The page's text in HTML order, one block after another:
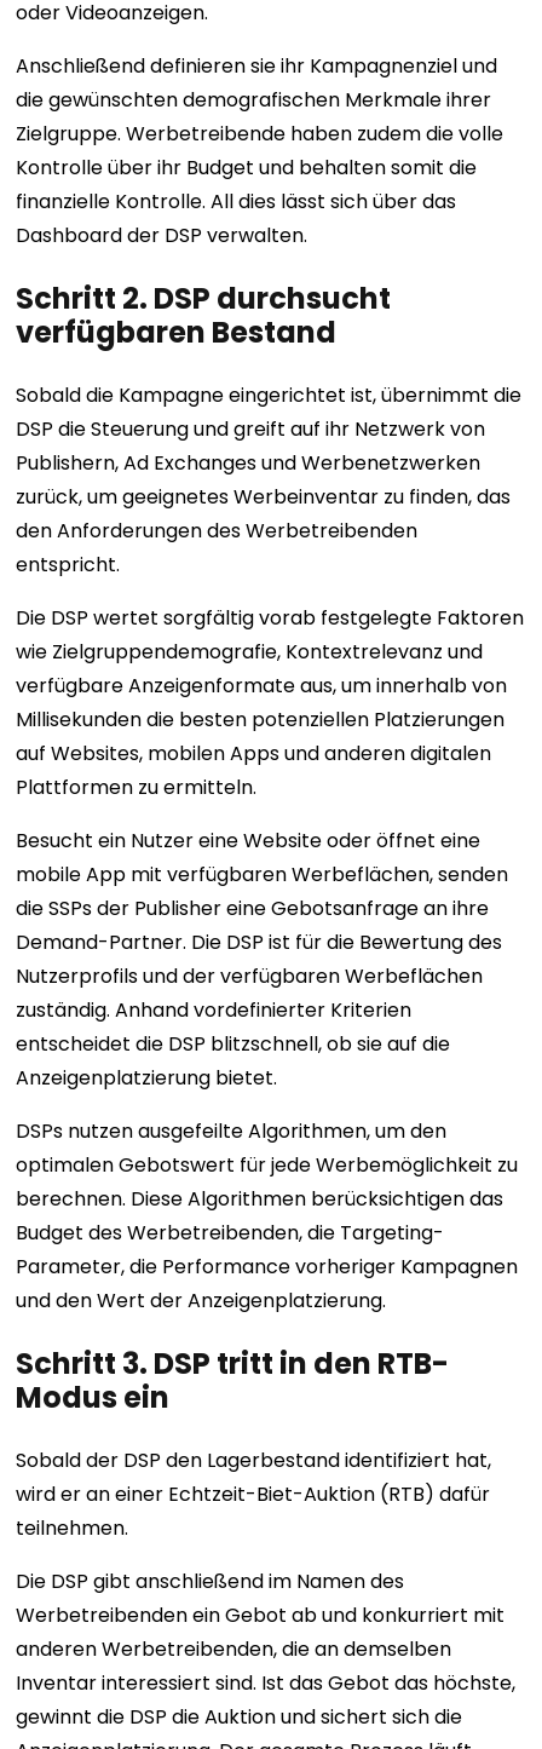
oder Videoanzeigen.
Anschließend definieren sie ihr Kampagnenziel und
die gewünschten demografischen Merkmale ihrer
Zielgruppe. Werbetreibende haben zudem die volle
Kontrolle über ihr Budget und behalten somit die
finanzielle Kontrolle. All dies lässt sich über das
Dashboard der DSP verwalten.
Schritt 2. DSP durchsucht
verfügbaren Bestand
Sobald die Kampagne eingerichtet ist, übernimmt die
DSP die Steuerung und greift auf ihr Netzwerk von
Publishern, Ad Exchanges und Werbenetzwerken
zurück, um geeignetes Werbeinventar zu finden, das
den Anforderungen des Werbetreibenden
entspricht.
Die DSP wertet sorgfältig vorab festgelegte Faktoren
wie Zielgruppendemografie, Kontextrelevanz und
verfügbare Anzeigenformate aus, um innerhalb von
Millisekunden die besten potenziellen Platzierungen
auf Websites, mobilen Apps und anderen digitalen
Plattformen zu ermitteln.
Besucht ein Nutzer eine Website oder öffnet eine
mobile App mit verfügbaren Werbeflächen, senden
die SSPs der Publisher eine Gebotsanfrage an ihre
Demand-Partner. Die DSP ist für die Bewertung des
Nutzerprofils und der verfügbaren Werbeflächen
zuständig. Anhand vordefinierter Kriterien
entscheidet die DSP blitzschnell, ob sie auf die
Anzeigenplatzierung bietet.
DSPs nutzen ausgefeilte Algorithmen, um den
optimalen Gebotswert für jede Werbemöglichkeit zu
berechnen. Diese Algorithmen berücksichtigen das
Budget des Werbetreibenden, die Targeting-
Parameter, die Performance vorheriger Kampagnen
und den Wert der Anzeigenplatzierung.
Schritt 3. DSP tritt in den RTB-
Modus ein
Sobald der DSP den Lagerbestand identifiziert hat,
wird er an einer Echtzeit-Biet-Auktion (RTB) dafür
teilnehmen.
Die DSP gibt anschließend im Namen des
Werbetreibenden ein Gebot ab und konkurriert mit
anderen Werbetreibenden, die an demselben
Inventar interessiert sind. Ist das Gebot das höchste,
gewinnt die DSP die Auktion und sichert sich die